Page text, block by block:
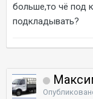
больше,то чё под
подкладывать?